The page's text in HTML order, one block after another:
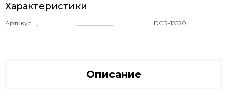
Характеристики
Артикул DCR-15520
Описание